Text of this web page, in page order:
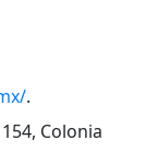
.
Colonia